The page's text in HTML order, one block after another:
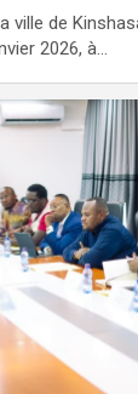
ville de
2026, à…